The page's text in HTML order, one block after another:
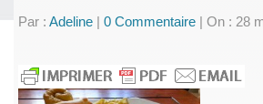
Par : Adeline 0 Commentaire On : 28